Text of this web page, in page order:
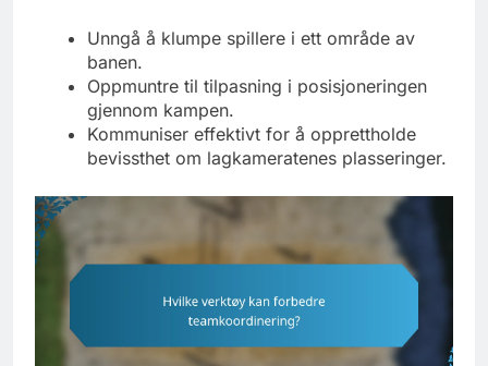
Unngå å klumpe spillere i ett område av
banen.
Oppmuntre til tilpasning i posisjoneringen
gjennom kampen.
Kommuniser effektivt for å opprettholde
bevissthet om lagkameratenes plasseringer.